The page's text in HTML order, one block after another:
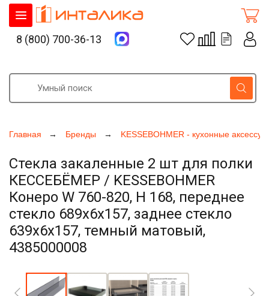
Главная Бренды KESSEBOHMER - кухонные
Стекла закаленные 2 шт для полки
КЕССЕБЁМЕР / KESSEBOHMER
Конеро W 760-820, H 168, переднее
стекло 689x6x157, заднее стекло
639x6x157, темный матовый,
4385000008
8 (800) 700-36-13